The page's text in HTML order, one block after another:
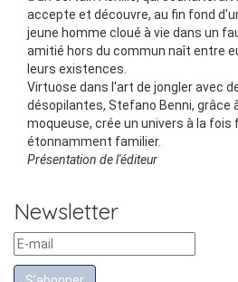
accepte et découvre, au fin fond
jeune homme cloué à vie dans un
amitié hors du commun naît entre
leurs existences.
Virtuose dans l'art de jongler avec
désopilantes, Stefano Benni, grâce
moqueuse, crée un univers à la
étonnamment familier.
Présentation de l'éditeur
Newsletter